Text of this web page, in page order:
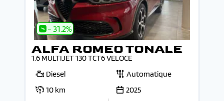
- 31.2%
ALFA ROMEO TONALE
1.6 MULTIJET 130 TCT6 VELOCE
Diesel
Automatique
10 km
2025